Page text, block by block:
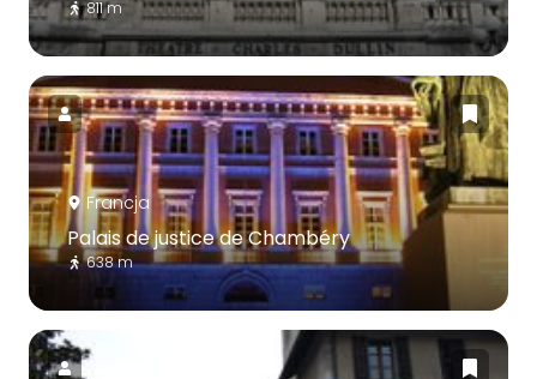
811 m
Francja
Palais de justice de Chambéry
638 m